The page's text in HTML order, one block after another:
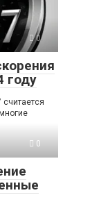
0
году
считается
0